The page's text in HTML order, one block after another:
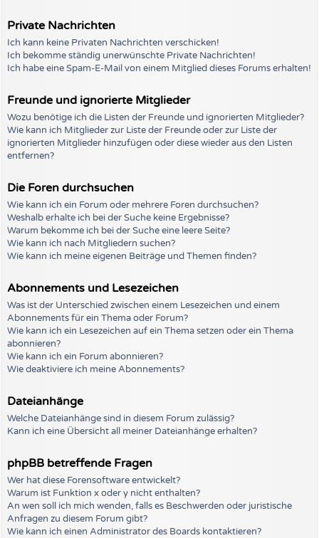
Private Nachrichten
Ich kann keine Privaten Nachrichten verschicken!
Ich bekomme ständig unerwünschte Private Nachrichten!
Ich habe eine Spam-E-Mail von einem Mitglied dieses Forums erhalten!
Freunde und ignorierte Mitglieder
Wozu benötige ich die Listen der Freunde und ignorierten Mitglieder?
Wie kann ich Mitglieder zur Liste der Freunde oder zur Liste der
ignorierten Mitglieder hinzufügen oder diese wieder aus den Listen
entfernen?
Die Foren durchsuchen
Wie kann ich ein Forum oder mehrere Foren durchsuchen?
Weshalb erhalte ich bei der Suche keine Ergebnisse?
Warum bekomme ich bei der Suche eine leere Seite?
Wie kann ich nach Mitgliedern suchen?
Wie kann ich meine eigenen Beiträge und Themen finden?
Abonnements und Lesezeichen
Was ist der Unterschied zwischen einem Lesezeichen und einem
Abonnements für ein Thema oder Forum?
Wie kann ich ein Lesezeichen auf ein Thema setzen oder ein Thema
abonnieren?
Wie kann ich ein Forum abonnieren?
Wie deaktiviere ich meine Abonnements?
Dateianhänge
Welche Dateianhänge sind in diesem Forum zulässig?
Kann ich eine Übersicht all meiner Dateianhänge erhalten?
phpBB betreffende Fragen
Wer hat diese Forensoftware entwickelt?
Warum ist Funktion x oder y nicht enthalten?
An wen soll ich mich wenden, falls es Beschwerden oder juristische
Anfragen zu diesem Forum gibt?
Wie kann ich einen Administrator des Boards kontaktieren?